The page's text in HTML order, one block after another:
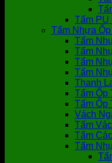
Tấm PU
Tấm Nhựa
Tấm
Tấm
Tấm
Tấm
Thanh
Tấm Ốp
Tấm Ốp
Vách
Tấm
Tấm
Tấm